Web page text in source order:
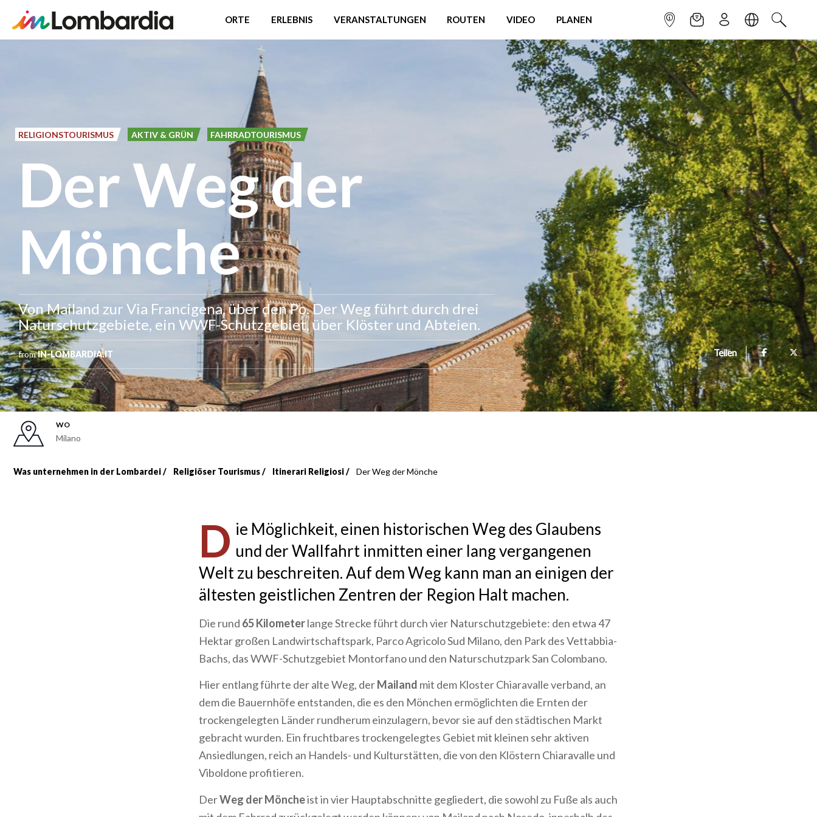
ORTE ERLEBNIS VERANSTALTUNGEN ROUTEN VIDEO PLANEN INFOPUNKTNEWSLETTER
ANMELDENSPRACHESUCHEN
RELIGIONSTOURISMUS AKTIV & GRÜN FAHRRADTOURISMUS
Der Weg der
Mönche
Von Mailand zur Via Francigena, über den Po. Der Weg führt durch drei
Naturschutzgebiete, ein WWF-Schutzgebiet, über Klöster und Abteien.
fromIN-LOMBARDIA.IT Teilen
WO
Milano
Was unternehmen in der Lombardei Religiöser Tourismus Itinerari Religiosi Der Weg der Mönche
D ie Möglichkeit, einen historischen Weg des Glaubens
und der Wallfahrt inmitten einer lang vergangenen
Welt zu beschreiten. Auf dem Weg kann man an einigen der
ältesten geistlichen Zentren der Region Halt machen.
Die rund 65 Kilometerlange Strecke führt durch vier Naturschutzgebiete: den etwa 47
Hektar großen Landwirtschaftspark, Parco Agricolo Sud Milano, den Park des Vettabbia-
Bachs, das WWF-Schutzgebiet Montorfano und den Naturschutzpark San Colombano.
Hier entlang führte der alte Weg, derMailand mit dem Kloster Chiaravalle verband, an
dem die Bauernhöfe entstanden, die es den Mönchen ermöglichten die Ernten der
trockengelegten Länder rundherum einzulagern, bevor sie auf den städtischen Markt
gebracht wurden. Ein fruchtbares trockengelegtes Gebiet mit kleinen sehr aktiven
Ansiedlungen, reich an Handels- und Kulturstätten, die von den Klöstern Chiaravalle und
Viboldone profitieren.
DerWeg der Möncheist in vier Hauptabschnitte gegliedert, die sowohl zu Fuße als auch